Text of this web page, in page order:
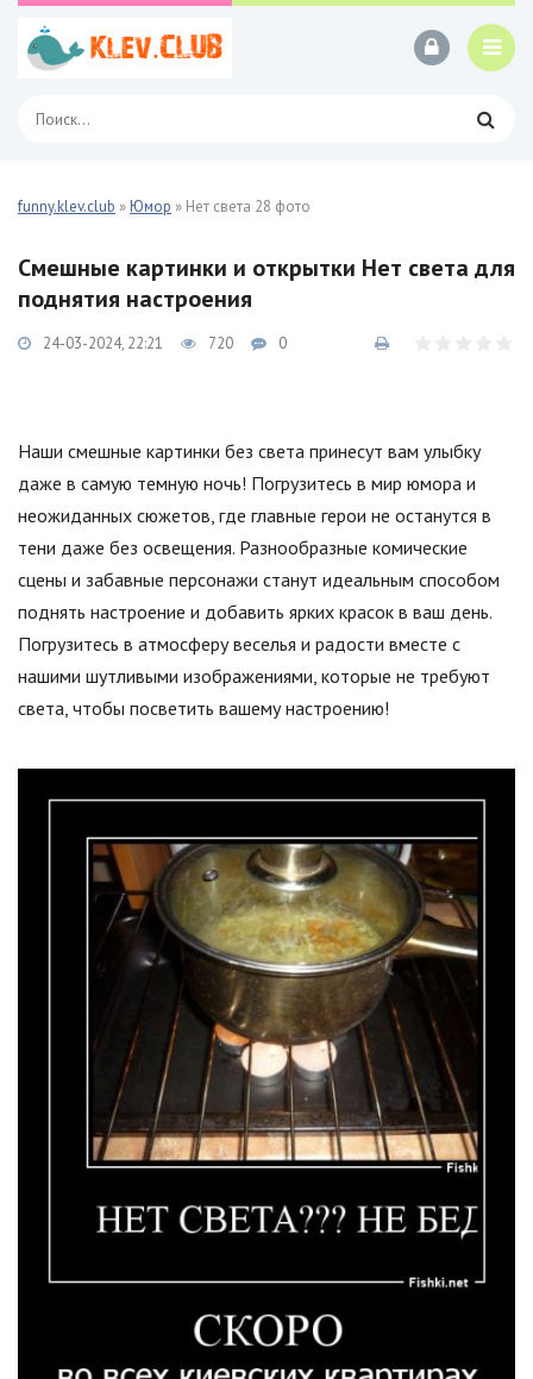
funny.klev.club »Юмор » Нет света 28 фото
Смешные картинки и открытки Нет света для
поднятия настроения
24-03-2024, 22:21 720 0
Наши смешные картинки без света принесут вам улыбку
даже в самую темную ночь! Погрузитесь в мир юмора и
неожиданных сюжетов, где главные герои не останутся в
тени даже без освещения. Разнообразные комические
сцены и забавные персонажи станут идеальным способом
поднять настроение и добавить ярких красок в ваш день.
Погрузитесь в атмосферу веселья и радости вместе с
нашими шутливыми изображениями, которые не требуют
света, чтобы посветить вашему настроению!